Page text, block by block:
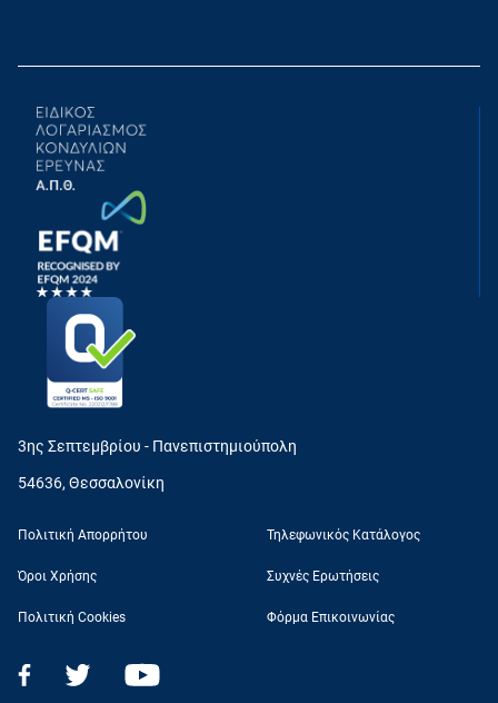
3ης Σεπτεμβρίου - Πανεπιστημιούπολη
54636, Θεσσαλονίκη
Πολιτική Απορρήτου
Όροι Χρήσης
Πολιτική Cookies
Τηλεφωνικός Κατάλογος
Συχνές Ερωτήσεις
Φόρμα Επικοινωνίας